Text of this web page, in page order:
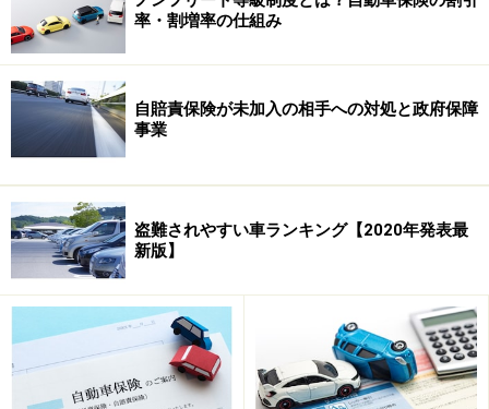
も演出できます。
■サービス提供条件
ロードサービスを受けるための条件が設けられているこ
とがあります。一般車両保険の付帯が条件であるサービ
ので確認しましょう。
■レッカー移動
自走できなくなった車をレッカー移動するサービスで
す。サービス対象の距離が各社で異なります。現場から
保険会社指定修理工場への移動なのか、自分が指定する
修理工場への移動かで、サービス対象の距離が異なりま
率・割増率の仕組み
自賠責保険が未加入の相手への対処と政府保障
事業
盗難されやすい車ランキング【2020年発表最
新版】